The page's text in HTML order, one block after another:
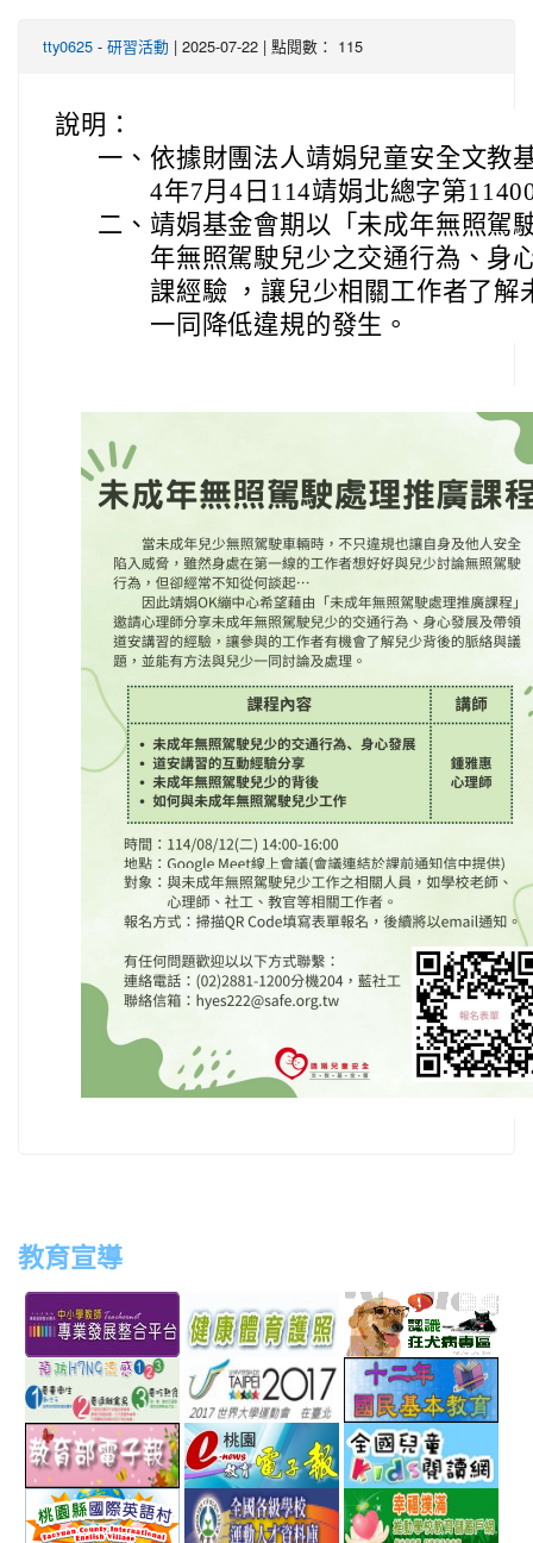
tty0625 - 研習活動 | 2025-07-22 | 點閱數： 115
說明：
一、 依據財團法人靖娟兒童安全文教
4年7月4日114靖娟北總字第
二、 靖娟基金會期以「未成年無照駕
年無照駕駛兒少之交通行為、身
課經驗 ，讓兒少相關工作者了解
一同降低違規的發生。
教育宣導
to
http://teachernet.moe.edu.tw/MAIN/index.aspx
link
to
https://airtw.epa.gov.tw/
link
to
http://
link
link
to
http://www.perdc.ntnu.edu.tw/anti-
flu/catalog.php?
MainCatalogID=2
link
http://
link
to
http://epaper.edu.tw/
link
to
http://163.30.192.132/
link
to
link
to
to